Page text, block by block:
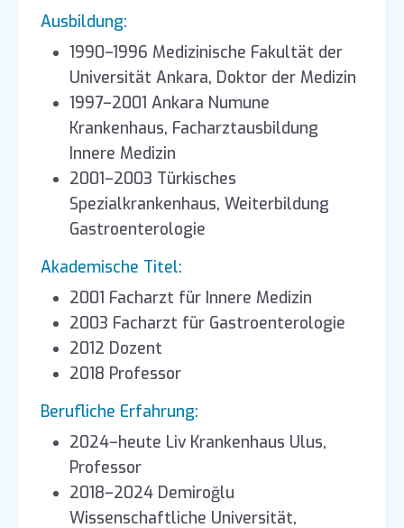
Ausbildung:
1990–1996 Medizinische Fakultät der
Universität Ankara, Doktor der Medizin
1997–2001 Ankara Numune
Krankenhaus, Facharztausbildung
Innere Medizin
2001–2003 Türkisches
Spezialkrankenhaus, Weiterbildung
Gastroenterologie
Akademische Titel:
2001 Facharzt für Innere Medizin
2003 Facharzt für Gastroenterologie
2012 Dozent
2018 Professor
Berufliche Erfahrung:
2024–heute Liv Krankenhaus Ulus,
Professor
2018–2024 Demiroğlu
Wissenschaftliche Universität,